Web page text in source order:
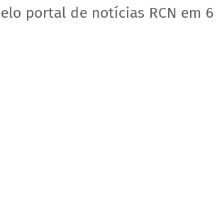
portal de notícias RCN em